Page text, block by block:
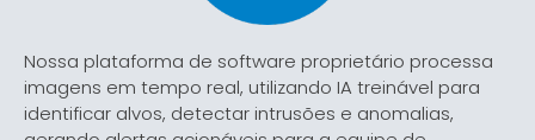
Nossa plataforma de software proprietário processa
imagens em tempo real, utilizando IA treinável para
identificar alvos, detectar intrusões e anomalias,